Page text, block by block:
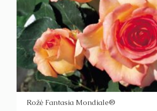
Rožė Fantasia Mondiale®